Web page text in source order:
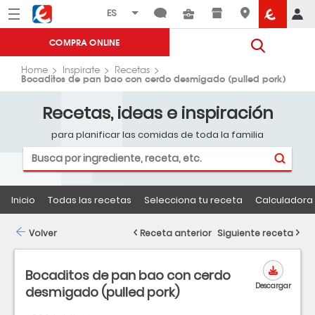
Menú Eroski
COMPRA ONLINE
Home Inspirate Recetas
Bocaditos de pan bao con cerdo desmigado (pulled pork)
Recetas, ideas e inspiración
para planificar las comidas de toda la familia
Inicio Todas las recetas Selecciona tu receta
Bocaditos de pan bao con cerdo
desmigado (pulled pork)
Descargar
Volver Receta anterior Siguiente receta